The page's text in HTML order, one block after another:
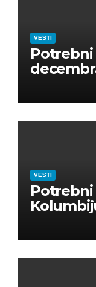
VESTI
Potrebni
VESTI
Potrebni